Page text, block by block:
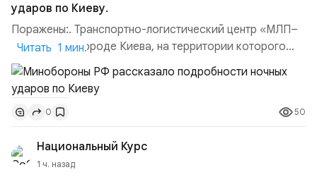
ударов по Киеву.
Поражены:. Транспортно-логистический центр «МЛП–
Чайка» в пригороде Киева, на территории которого
осуществлялось хранение, сборка а также запуск с
прилегающего полевого аэродром «Чайка»
дальнобойных БПЛА ВСУ; Складские помещения
«Транс-Логистик» в Оболонском районе г. Киев,
использовавшиеся для хранения военного
имущества ВСУ; Сортировочны...
Читать 1 мин.
0 50
Национальный Курс
1 ч. назад